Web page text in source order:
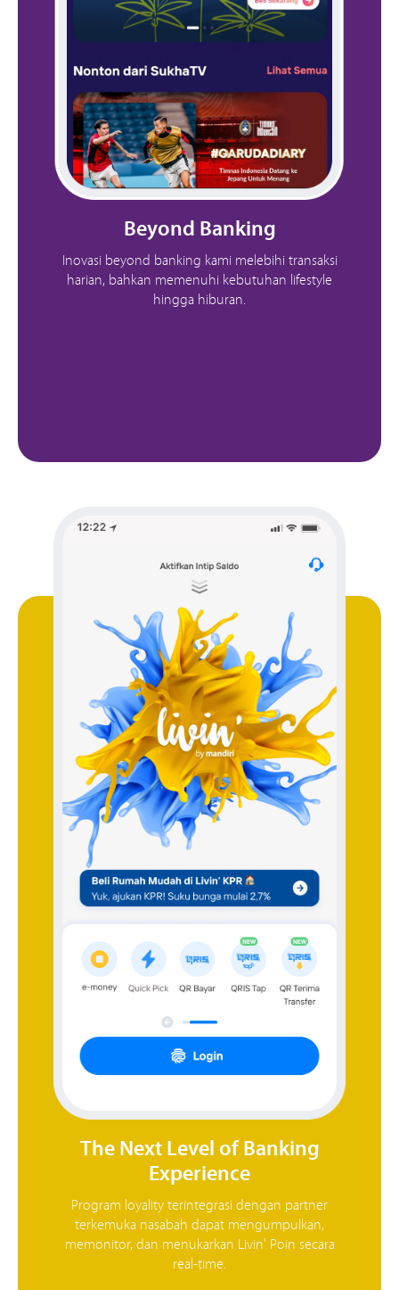
Beyond Banking
Inovasi beyond banking kami melebihi transaksi
harian, bahkan memenuhi kebutuhan lifestyle
hingga hiburan.
The Next Level of Banking
Experience
Program loyality terintegrasi dengan partner
terkemuka nasabah dapat mengumpulkan,
memonitor, dan menukarkan Livin' Poin secara
real-time.